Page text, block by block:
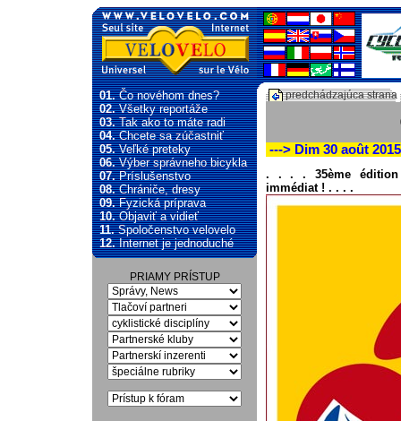
01.Čo novéhom dnes?
02.Všetky reportáže
03.Tak ako to máte radi
04.Chcete sa zúčastniť
05.Veľké preteky
06.Výber správneho bicykla
07.Príslušenstvo
08.Chrániče, dresy
09.Fyzická príprava
10.Objaviť a vidieť
11.Spoločenstvo velovelo
12.Internet je jednoduché
PRIAMY PRÍSTUP
predchádzajúca strana
---> Dim 30 août
. . . . 35ème édition
immédiat ! . . . .